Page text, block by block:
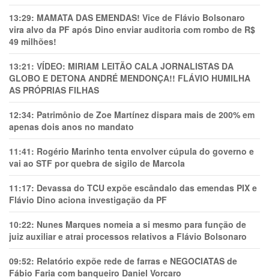
13:29: MAMATA DAS EMENDAS! Vice de Flávio Bolsonaro
vira alvo da PF após Dino enviar auditoria com rombo de R$
49 milhões!
13:21: VÍDEO: MIRIAM LEITÃO CALA JORNALISTAS DA
GLOBO E DETONA ANDRÉ MENDONÇA!! FLÁVIO HUMILHA
AS PRÓPRIAS FILHAS
12:34: Patrimônio de Zoe Martínez dispara mais de 200% em
apenas dois anos no mandato
11:41: Rogério Marinho tenta envolver cúpula do governo e
vai ao STF por quebra de sigilo de Marcola
11:17: Devassa do TCU expõe escândalo das emendas PIX e
Flávio Dino aciona investigação da PF
10:22: Nunes Marques nomeia a si mesmo para função de
juiz auxiliar e atrai processos relativos a Flávio Bolsonaro
09:52: Relatório expõe rede de farras e NEGOCIATAS de
Fábio Faria com banqueiro Daniel Vorcaro